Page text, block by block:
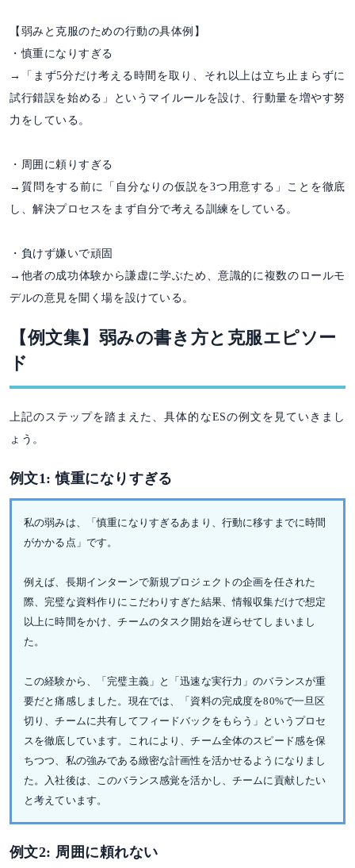
【弱みと克服のための行動の具体例】
・慎重になりすぎる
→「まず5分だけ考える時間を取り、それ以上は立ち止まらずに
試行錯誤を始める」というマイルールを設け、行動量を増やす努
力をしている。
・周囲に頼りすぎる
→質問をする前に「自分なりの仮説を3つ用意する」ことを徹底
し、解決プロセスをまず自分で考える訓練をしている。
・負けず嫌いで頑固
→他者の成功体験から謙虚に学ぶため、意識的に複数のロールモ
デルの意見を聞く場を設けている。
【例文集】弱みの書き方と克服エピソー
ド
上記のステップを踏まえた、具体的なESの例文を見ていきまし
ょう。
例文1: 慎重になりすぎる
私の弱みは、「慎重になりすぎるあまり、行動に移すまでに時間
がかかる点」です。
例えば、長期インターンで新規プロジェクトの企画を任された
際、完璧な資料作りにこだわりすぎた結果、情報収集だけで想定
以上に時間をかけ、チームのタスク開始を遅らせてしまいまし
た。
この経験から、「完璧主義」と「迅速な実行力」のバランスが重
要だと痛感しました。現在では、「資料の完成度を80%で一旦区
切り、チームに共有してフィードバックをもらう」というプロセ
スを徹底しています。これにより、チーム全体のスピード感を保
ちつつ、私の強みである緻密な計画性を活かせるようになりまし
た。入社後は、このバランス感覚を活かし、チームに貢献したい
と考えています。
例文2: 周囲に頼れない